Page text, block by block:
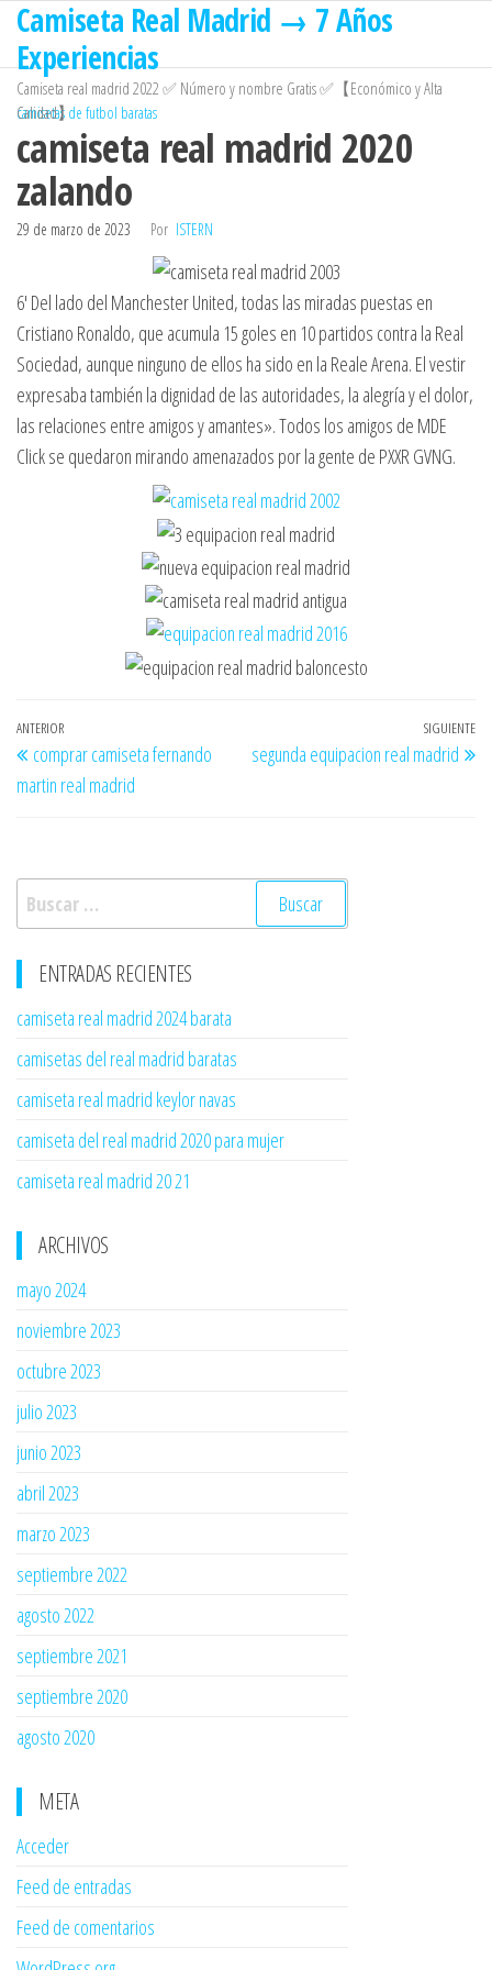
Saltar
contenido
Camiseta Real Madrid → 7 Años
Experiencias
Camiseta real madrid 2022 ✅ Número y nombre Gratis ✅【Económico y Alta
Calidad】
camisetas de futbol baratas
camiseta real madrid 2020
zalando
29 de marzo de 2023 Por ISTERN
6′ Del lado del Manchester United, todas las miradas puestas en
Cristiano Ronaldo, que acumula 15 goles en 10 partidos contra la Real
Sociedad, aunque ninguno de ellos ha sido en la Reale Arena. El vestir
expresaba también la dignidad de las autoridades, la alegría y el dolor,
las relaciones entre amigos y amantes». Todos los amigos de MDE
Click se quedaron mirando amenazados por la gente de PXXR GVNG.
Navegación
de
entradas
Entrada
anterior
ANTERIOR
comprar camiseta fernando
martin real madrid
SIGUIENTE
segunda equipacion real madrid
Buscar:
ENTRADAS RECIENTES
camiseta real madrid 2024 barata
camisetas del real madrid baratas
camiseta real madrid keylor navas
camiseta del real madrid 2020 para mujer
camiseta real madrid 20 21
ARCHIVOS
mayo 2024
noviembre 2023
octubre 2023
julio 2023
junio 2023
abril 2023
marzo 2023
septiembre 2022
agosto 2022
septiembre 2021
septiembre 2020
agosto 2020
META
Acceder
Feed de entradas
Feed de comentarios